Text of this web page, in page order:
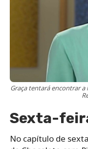
Graça tentará encontrar a
Sexta-
No capítulo de